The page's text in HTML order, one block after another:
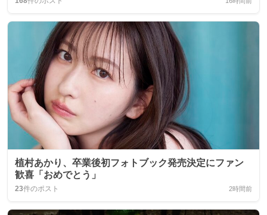
植村あかり、卒業後初フォトブック発売決定にファン
歓喜「おめでとう」
23件のポスト 2時間前